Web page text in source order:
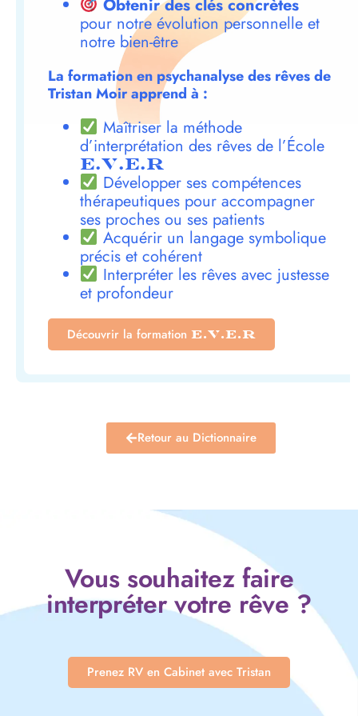
Obtenir des clés concrètes
pour notre évolution personnelle et
notre bien-être
La formation en psychanalyse des rêves de
Tristan Moir apprend à :
Maîtriser la méthode
d’interprétation des rêves de l’École
E.V.E.R
Développer ses compétences
thérapeutiques pour accompagner
ses proches ou ses patients
Acquérir un langage symbolique
précis et cohérent
Interpréter les rêves avec justesse
et profondeur
Découvrir la formation E.V.E.R
Retour au Dictionnaire
Vous souhaitez faire
interpréter votre rêve ?
Prenez RV en Cabinet avec Tristan